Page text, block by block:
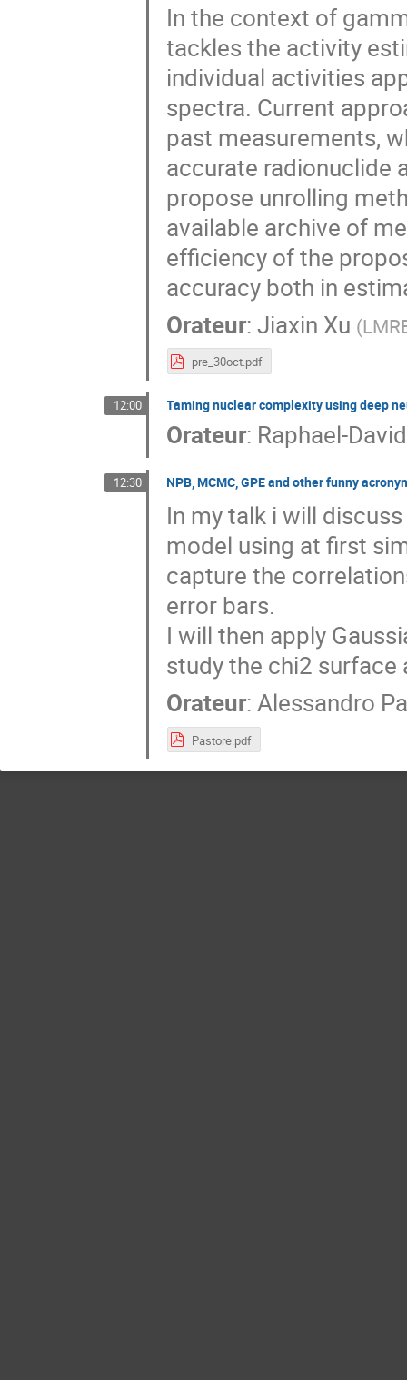
In the context of
tackles the activity
individual activities
spectra. Current
past measurements,
accurate radionuclide
propose unrolling
available archive of
efficiency of the
accuracy both in
Orateur:Jiaxin Xu (
pre_30oct.pdf
12:00 Taming nuclear complexity using deep
Orateur: Raphael-
12:30 NPB, MCMC, GPE and other funny
In my talk i will
model using at first
capture the
error bars.
I will then apply
study the chi2
Orateur:Alessandro
Pastore.pdf